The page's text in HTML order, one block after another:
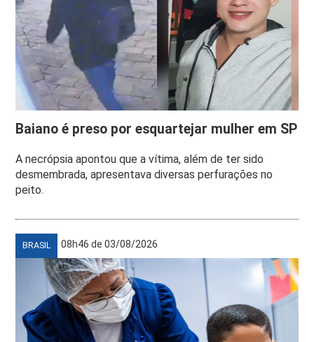
Baiano é preso por esquartejar mulher em SP
A necrópsia apontou que a vítima, além de ter sido
desmembrada, apresentava diversas perfurações no
peito.
BRASIL 08h46 de 03/08/2026